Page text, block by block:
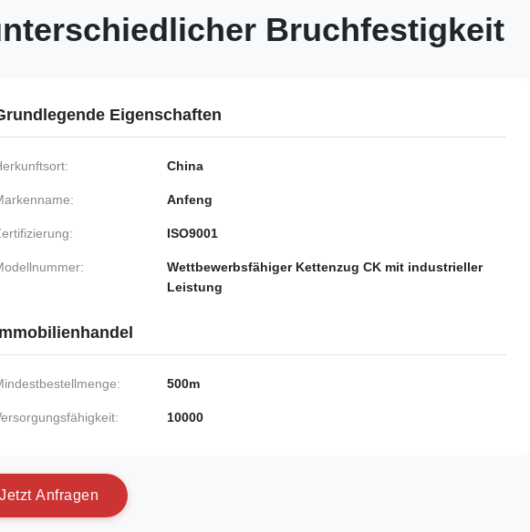
Bruchfestigkeit
Eigenschaften
China
Anfeng
ISO9001
Wettbewerbsfähiger Kettenzug CK mit industrieller
Leistung
500m
10000
Jetzt Anfragen